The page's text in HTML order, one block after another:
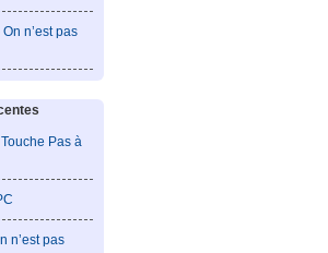
n’est pas
Pas à
n’est pas